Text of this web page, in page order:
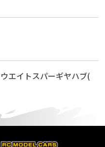
エイトスパーギヤハブ(